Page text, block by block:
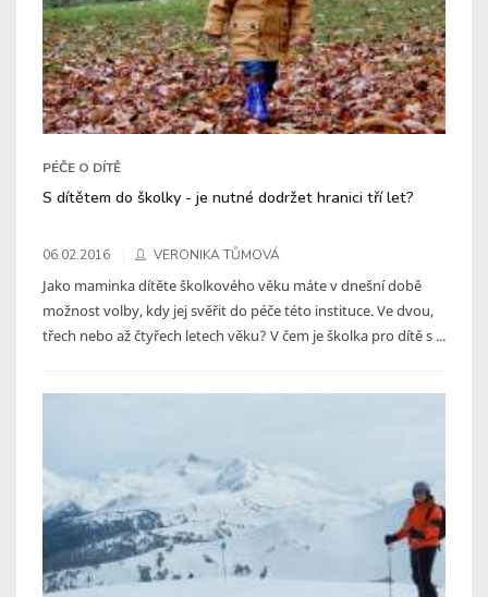
PÉČE O DÍTĚ
S dítětem do školky - je nutné dodržet hranici tří let?
06.02.2016 VERONIKA TŮMOVÁ
Jako maminka dítěte školkového věku máte v dnešní době
možnost volby, kdy jej svěřit do péče této instituce. Ve dvou,
třech nebo až čtyřech letech věku? V čem je školka pro dítě s ...